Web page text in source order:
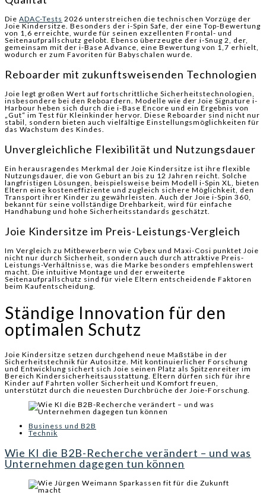
Die ADAC-Tests 2026 unterstreichen die technischen Vorzüge der
Joie Kindersitze. Besonders der i-Spin Safe, der eine Top-Bewertung
von 1,6 erreichte, wurde für seinen exzellenten Frontal- und
Seitenaufprallschutz gelobt. Ebenso überzeugte der i-Snug 2, der,
gemeinsam mit der i-Base Advance, eine Bewertung von 1,7 erhielt,
wodurch er zum Favoriten für Babyschalen wurde.
Reboarder mit zukunftsweisenden Technologien
Joie legt großen Wert auf fortschrittliche Sicherheitstechnologien,
insbesondere bei den Reboardern. Modelle wie der Joie Signature i-
Harbour heben sich durch die i-Base Encore und ein Ergebnis von
„Gut“ im Test für Kleinkinder hervor. Diese Reboarder sind nicht nur
stabil, sondern bieten auch vielfältige Einstellungsmöglichkeiten für
das Wachstum des Kindes.
Unvergleichliche Flexibilität und Nutzungsdauer
Ein herausragendes Merkmal der Joie Kindersitze ist ihre flexible
Nutzungsdauer, die von Geburt an bis zu 12 Jahren reicht. Solche
langfristigen Lösungen, beispielsweise beim Modell i-Spin XL, bieten
Eltern eine kosteneffiziente und zugleich sichere Möglichkeit, den
Transport ihrer Kinder zu gewährleisten. Auch der Joie i-Spin 360,
bekannt für seine vollständige Drehbarkeit, wird für einfache
Handhabung und hohe Sicherheitsstandards geschätzt.
Joie Kindersitze im Preis-Leistungs-Vergleich
Im Vergleich zu Mitbewerbern wie Cybex und Maxi-Cosi punktet Joie
nicht nur durch Sicherheit, sondern auch durch attraktive Preis-
Leistungs-Verhältnisse, was die Marke besonders empfehlenswert
macht. Die intuitive Montage und der erweiterte
Seitenaufprallschutz sind für viele Eltern entscheidende Faktoren
beim Kaufentscheidung.
Ständige Innovation für den
optimalen Schutz
Joie Kindersitze setzen durchgehend neue Maßstäbe in der
Sicherheitstechnik für Autositze. Mit kontinuierlicher Forschung
und Entwicklung sichert sich Joie seinen Platz als Spitzenreiter im
Bereich Kindersicherheitsausstattung. Eltern dürfen sich für ihre
Kinder auf Fahrten voller Sicherheit und Komfort freuen,
unterstützt durch die neuesten Durchbrüche der Joie-Forschung.
Business und B2B
Technik
Wie KI die B2B-Recherche verändert – und was
Unternehmen dagegen tun können